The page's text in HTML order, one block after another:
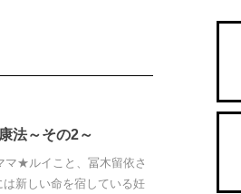
法～その2～
マ★ルイこと、冨木留依さ
新しい命を宿している妊